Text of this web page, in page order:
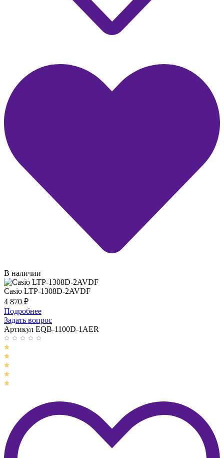
В наличии
Casio LTP-1308D-2AVDF
4 870 ₽
Подробнее
Задать вопрос
Артикул EQB-1100D-1AER